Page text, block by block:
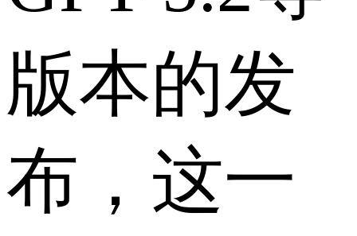
版本的发
布，这一